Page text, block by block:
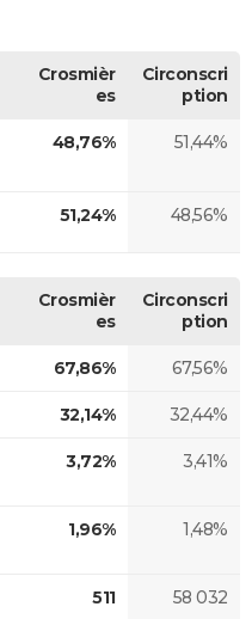
Crosmièr
es
Circonscri
ption
48,76% 51,44%
51,24% 48,56%
Crosmièr
es
Circonscri
ption
67,86% 67,56%
32,14% 32,44%
3,72% 3,41%
1,96% 1,48%
511 58 032